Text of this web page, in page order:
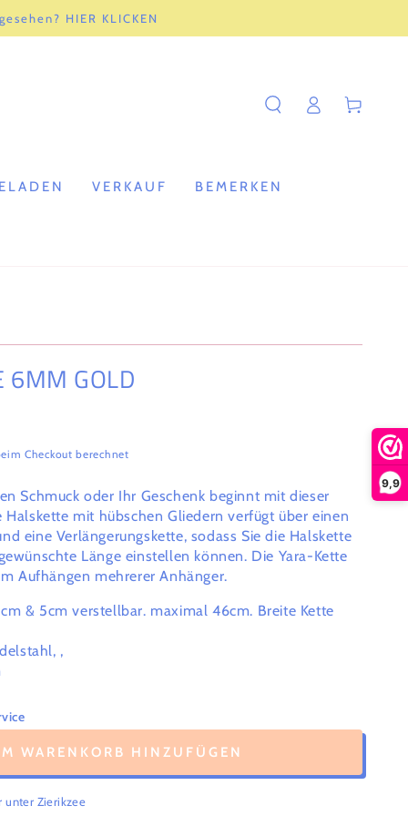
9,9
HIER KLICKEN
VERKAUF BEMERKEN
EinloggenWarenkorb
6MM GOLD
Checkout berechnet
Schmuck oder Ihr Geschenk beginnt mit dieser
Halskette mit hübschen Gliedern verfügt über einen
eine Verlängerungskette, sodass Sie die Halskette
Länge einstellen können. Die Yara-Kette
Aufhängen mehrerer Anhänger.
& 5cm verstellbar. maximal 46cm. Breite Kette
,
WARENKORB HINZUFÜGEN
unter Zierikzee